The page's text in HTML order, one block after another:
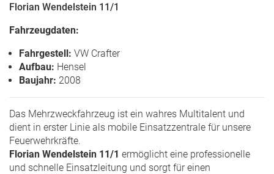
Florian Wendelstein 11/1
Fahrzeugdaten:
Fahrgestell: VW Crafter
Aufbau: Hensel
Baujahr: 2008
Das Mehrzweckfahrzeug ist ein wahres Multitalent und
dient in erster Linie als mobile Einsatzzentrale für unsere
Feuerwehrkräfte.
Florian Wendelstein 11/1 ermöglicht eine professionelle
und schnelle Einsatzleitung und sorgt für einen